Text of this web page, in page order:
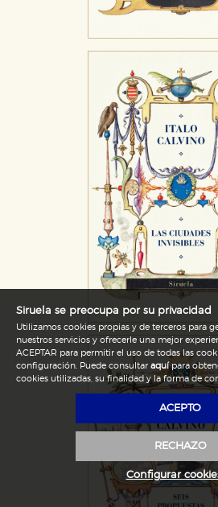
Siruela se preocupa por su privacidad
Utilizamos cookies propias y de terceros para
nuestros servicios y ofrecerle una mejor
ACEPTAR para permitir el uso de todas las
configuración. Puede consultar aquípara
cookies utilizadas, su finalidad y la forma de
ACEPTO
RECHAZO
Configurar